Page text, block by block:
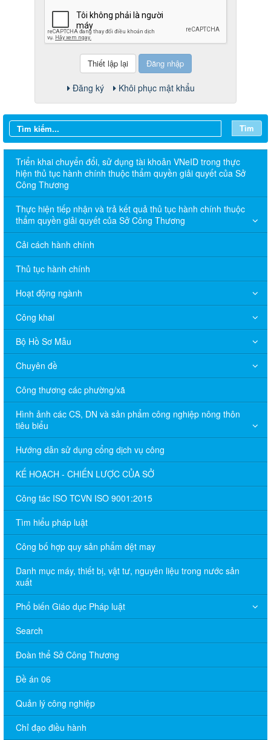
Đăng nhập
Đăng ký Khôi phục mật khẩu
Tìm
Triển khai chuyển đổi, sử dụng tài khoản VNeID trong thực
hiện thủ tục hành chính thuộc thẩm quyền giải quyết của Sở
Công Thương
Thực hiện tiếp nhận và trả kết quả thủ tục hành chính thuộc
thẩm quyền giải quyết của Sở Công Thương
Cải cách hành chính
Thủ tục hành chính
Hoạt động ngành
Công khai
Bộ Hồ Sơ Mẫu
Chuyên đề
Công thương các phường/xã
Hình ảnh các CS, DN và sản phẩm công nghiệp nông thôn
tiêu biểu
Hướng dẫn sử dụng cổng dịch vụ công
KẾ HOẠCH - CHIẾN LƯỢC CỦA SỞ
Công tác ISO TCVN ISO 9001:2015
Tìm hiểu pháp luật
Công bố hợp quy sản phẩm dệt may
Danh mục máy, thiết bị, vật tư, nguyên liệu trong nước sản
xuất
Phổ biến Giáo dục Pháp luật
Search
Đoàn thể Sở Công Thương
Đề án 06
Quản lý công nghiệp
Chỉ đạo điều hành